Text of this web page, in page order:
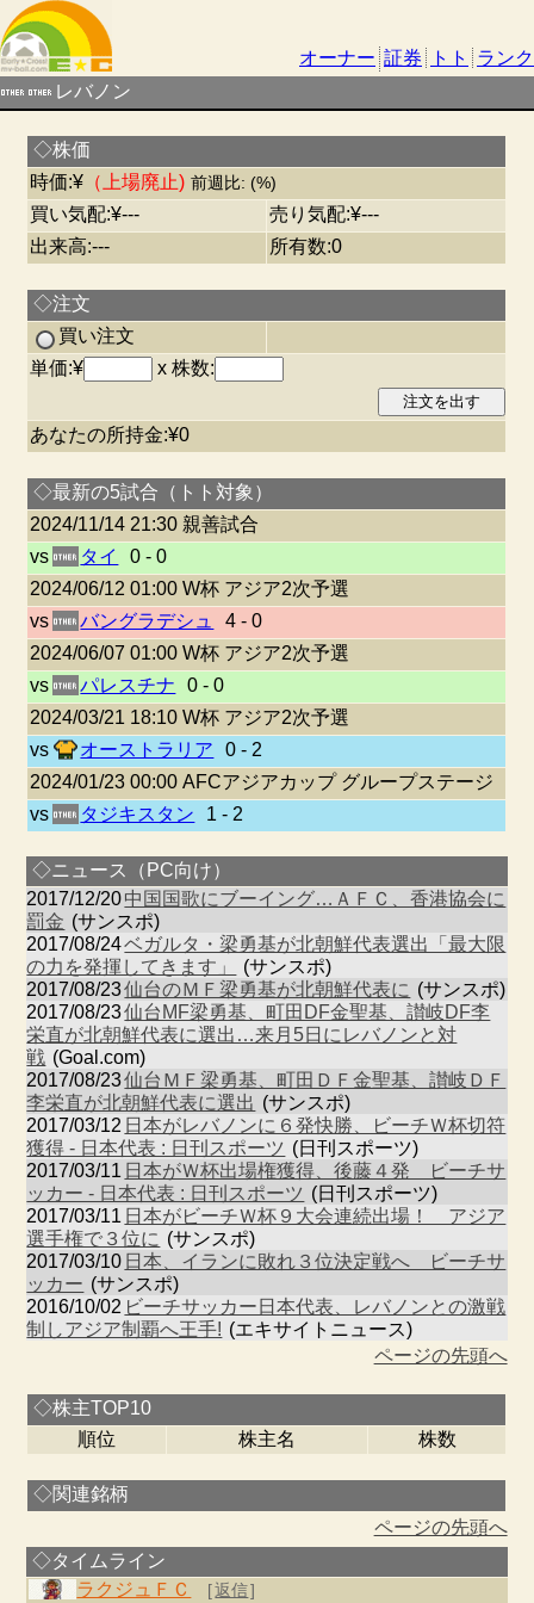
オーナー 証券 トト
ランク
レバノン
◇株価
時価:¥ （上場廃止) 前週比: (%)
買い気配:¥---
売り気配:¥---
出来高:---
所有数:0
◇注文
買い注文
単価:¥
x 株数:
あなたの所持金:¥0
◇最新の5試合（トト対象）
2024/11/14 21:30 親善試合
vs
タイ
0 - 0
2024/06/12 01:00 W杯 アジア2次予選
vs
バングラデシュ
4 - 0
2024/06/07 01:00 W杯 アジア2次予選
vs
パレスチナ
0 - 0
2024/03/21 18:10 W杯 アジア2次予選
vs
オーストラリア
0 - 2
2024/01/23 00:00 AFCアジアカップ グループステージ
vs
タジキスタン 1 - 2
◇ニュース（PC向け）
2017/12/20中国国歌にブーイング…ＡＦＣ、香港協会に
罰金 (サンスポ)
2017/08/24ベガルタ・梁勇基が北朝鮮代表選出「最大限
の力を発揮してきます」
(サンスポ)
2017/08/23仙台のＭＦ梁勇基が北朝鮮代表に (サンスポ)
2017/08/23仙台MF梁勇基、町田DF金聖基、讃岐DF李
栄直が北朝鮮代表に選出…来月5日にレバノンと対
戦 (Goal.com)
2017/08/23仙台ＭＦ梁勇基、町田ＤＦ金聖基、讃岐ＤＦ
李栄直が北朝鮮代表に選出 (サンスポ)
2017/03/12 日本がレバノンに６発快勝、ビーチＷ杯切符
獲得 - 日本代表 : 日刊スポーツ (日刊スポーツ)
2017/03/11 日本がＷ杯出場権獲得、後藤４発 ビーチサ
ッカー - 日本代表 : 日刊スポーツ (日刊スポーツ)
2017/03/11 日本がビーチＷ杯９大会連続出場！ アジア
選手権で３位に (サンスポ)
2017/03/10 日本、イランに敗れ３位決定戦へ ビーチサ
ッカー (サンスポ)
2016/10/02 ビーチサッカー日本代表、レバノンとの激戦
制しアジア制覇へ王手! (エキサイトニュース)
ページの先頭へ
◇株主TOP10
順位
株主名 株数
◇関連銘柄
ページの先頭へ
◇タイムライン
ラクジュＦＣ
[返信]